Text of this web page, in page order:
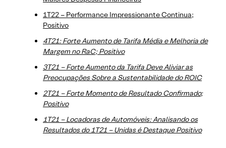
1T22 – Performance Impressionante Continua;
Positivo
4T21: Forte Aumento de Tarifa Média e Melhoria de
Margem no RaC; Positivo
3T21 – Forte Aumento da Tarifa Deve Aliviar as
Preocupações Sobre a Sustentabilidade do ROIC
2T21 – Forte Momento de Resultado Confirmado;
Positivo
1T21 – Locadoras de Automóveis: Analisando os
Resultados do 1T21 – Unidas é Destaque Positivo